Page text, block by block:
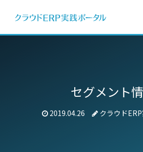
セグメント
2019.04.26 クラウド